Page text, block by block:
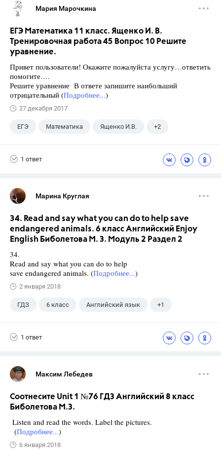
Мария Марочкина
ЕГЭ Математика 11 класс. Ященко И. В.
Тренировочная работа 45 Вопрос 10 Решите
уравнение.
Привет пользователи! Окажите пожалуйста услугу…ответить
помогите….
Решите уравнение В ответе запишите наибольший
отрицательный (Подробнее...)
27 декабря 2017
ЕГЭ Математика Ященко И.В. +2
1 ответ
Марина Круглая
34. Read and say what you can do to help save
endangered animals. 6 класс Английский Enjoy
English Биболетова М. З. Модуль 2 Раздел 2
34.
Read and say what you can do to help
save endangered animals. (Подробнее...)
2 января 2018
ГДЗ 6 класс Английский язык +1
1 ответ
Максим Лебедев
Соотнесите Unit 1 №76 ГДЗ Английский 8 класс
Биболетова М.З.
Listen and read the words. Label the pictures.
(Подробнее...)
6 января 2018